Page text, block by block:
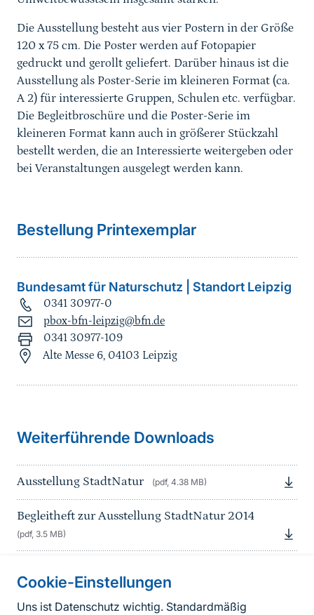
Cookie-Einstellungen
Uns ist Datenschutz wichtig. Standardmäßig
Die Ausstellung besteht aus vier Postern in der Größe
120 x 75 cm. Die Poster werden auf Fotopapier
gedruckt und gerollt geliefert. Darüber hinaus ist die
Ausstellung als Poster-Serie im kleineren Format (ca.
A 2) für interessierte Gruppen, Schulen etc. verfügbar.
Die Begleitbroschüre und die Poster-Serie im
kleineren Format kann auch in größerer Stückzahl
bestellt werden, die an Interessierte weitergeben oder
bei Veranstaltungen ausgelegt werden kann.
Bestellung Printexemplar
Bundesamt für Naturschutz | Standort Leipzig
0341 30977-0
pbox-bfn-leipzig@bfn.de
0341 30977-109
Alte Messe 6, 04103 Leipzig
Weiterführende Downloads
Ausstellung StadtNatur (pdf, 4.38 MB)
Begleitheft zur Ausstellung StadtNatur 2014
(pdf, 3.5 MB)
Informationen zur Seite